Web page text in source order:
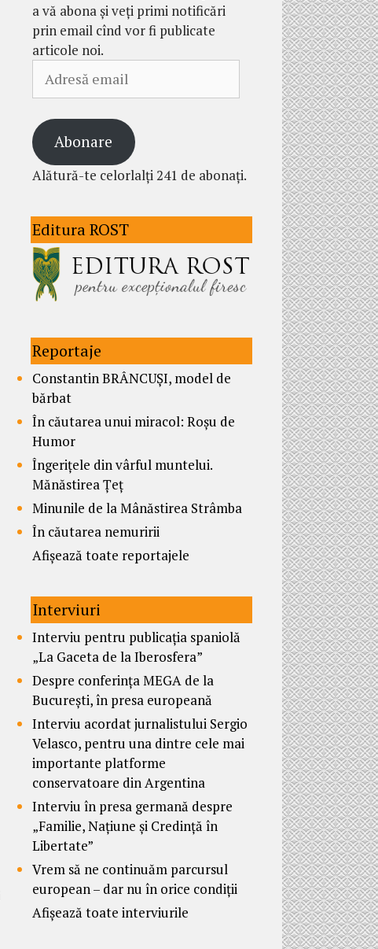
a vă abona și veți primi notificări
prin email cînd vor fi publicate
articole noi.
email
Abonare
Alătură-te celorlalți 241 de abonați.
Editura ROST
Reportaje
Constantin BRÂNCUȘI, model de
bărbat
În căutarea unui miracol: Roșu de
Humor
Îngerițele din vârful muntelui.
Mănăstirea Țeț
Minunile de la Mânăstirea Strâmba
În căutarea nemuririi
Afișează toate reportajele
Interviuri
Interviu pentru publicația spaniolă
„La Gaceta de la Iberosfera”
Despre conferința MEGA de la
București, în presa europeană
Interviu acordat jurnalistului Sergio
Velasco, pentru una dintre cele mai
importante platforme
conservatoare din Argentina
Interviu în presa germană despre
„Familie, Națiune și Credință în
Libertate”
Vrem să ne continuăm parcursul
european – dar nu în orice condiții
Afișează toate interviurile